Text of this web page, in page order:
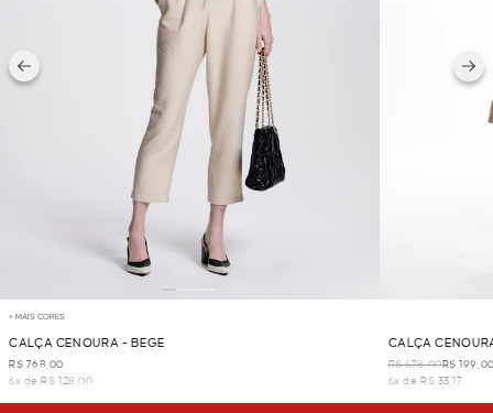
+ MAIS CORES
CALÇA CENOURA - BEGE
R$ 768,00
6x de R$ 128,00
CALÇA
R$ 678,00R$
6x de R$ 33,17